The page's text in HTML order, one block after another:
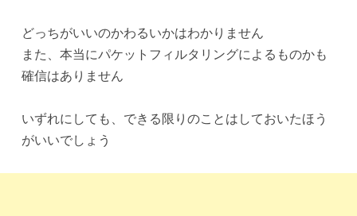
どっちがいいのかわるいかはわかりません
また、本当にパケットフィルタリングによるものかも
確信はありません
いずれにしても、できる限りのことはしておいたほう
がいいでしょう